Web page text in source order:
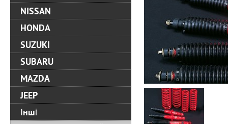
NISSAN
HONDA
SUZUKI
SUBARU
MAZDA
JEEP
Інші